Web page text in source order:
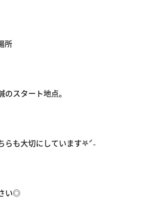
所
スタート地点。
らも大切にしています𖤐ˊ˗
い◎